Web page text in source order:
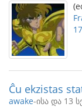
Ĉu ekzistas
awake-ისა და 13